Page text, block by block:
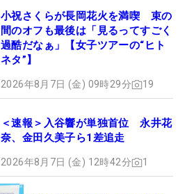
小祝さくらが長岡花火を満喫 束の
間のオフも最後は「見るってすごく
過酷だなぁ」【女子ツアーの“ヒト
ネタ”】
2026年8月7日 (金) 09時29分 19
＜速報＞入谷響が単独首位 永井花
奈、金田久美子ら1差追走
2026年8月7日 (金) 12時42分 1